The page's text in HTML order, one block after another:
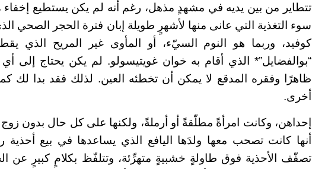
تتطاير من بين يديه في مشهدٍ مذهل، رغم أنه لم يكن يستطيع
سوء التغذية التي عانى منها لأشهرٍ طويلة إبان فترة الحجر الصحي
كوفيد، وربما هو النوم السيّء، أو المأوى غير المريح الذي
“بوالفضايل”* الذي أقام به خوان غويتيسولو. لم يكن يحتاج إلى
ظاهرًا وفقره المدقع لا يمكن أن تخطئه العين. لذلك فقد بدا
أخرى.
إحداهن، وكانت امرأةً مطلّقةً أو أرملةً، ولكنها على كل حال بدون
أنها كانت تصحب معها ولدَها اليافع الذي يساعدها في بيع أحذية
تصفّف الأحذية فوق طاولةٍ خشبيةٍ متهرِّئة، وتتلفّظ بكلامٍ كبيرٍ عن